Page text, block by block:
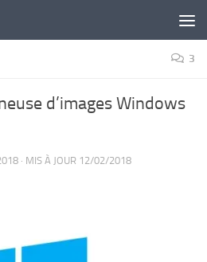
3
d’images Windows
· MIS À JOUR 12/02/2018